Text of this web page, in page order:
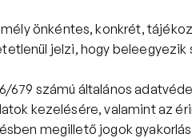
önkéntes, konkrét,
jelzi, hogy beleegyezik
679 számú általános
kezelésére, valamint az
megillető jogok